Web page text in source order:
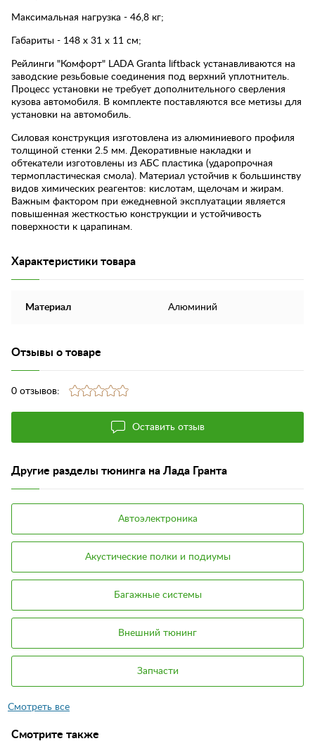
Максимальная нагрузка - 46,8 кг;
Габариты - 148 х 31 х 11 см;
Рейлинги "Комфорт" LADA Granta liftback устанавливаются на
заводские резьбовые соединения под верхний уплотнитель.
Процесс установки не требует дополнительного сверления
кузова автомобиля. В комплекте поставляются все метизы для
установки на автомобиль.
Силовая конструкция изготовлена из алюминиевого профиля
толщиной стенки 2.5 мм. Декоративные накладки и
обтекатели изготовлены из АБС пластика (ударопрочная
термопластическая смола). Материал устойчив к большинству
видов химических реагентов: кислотам, щелочам и жирам.
Важным фактором при ежедневной эксплуатации является
повышенная жесткостью конструкции и устойчивость
поверхности к царапинам.
Характеристики товара
Материал Алюминий
Отзывы о товаре
0 отзывов:
Оставить отзыв
Другие разделы тюнинга на Лада Гранта
Автоэлектроника
Акустические полки и подиумы
Багажные системы
Внешний тюнинг
Запчасти
Смотрите также